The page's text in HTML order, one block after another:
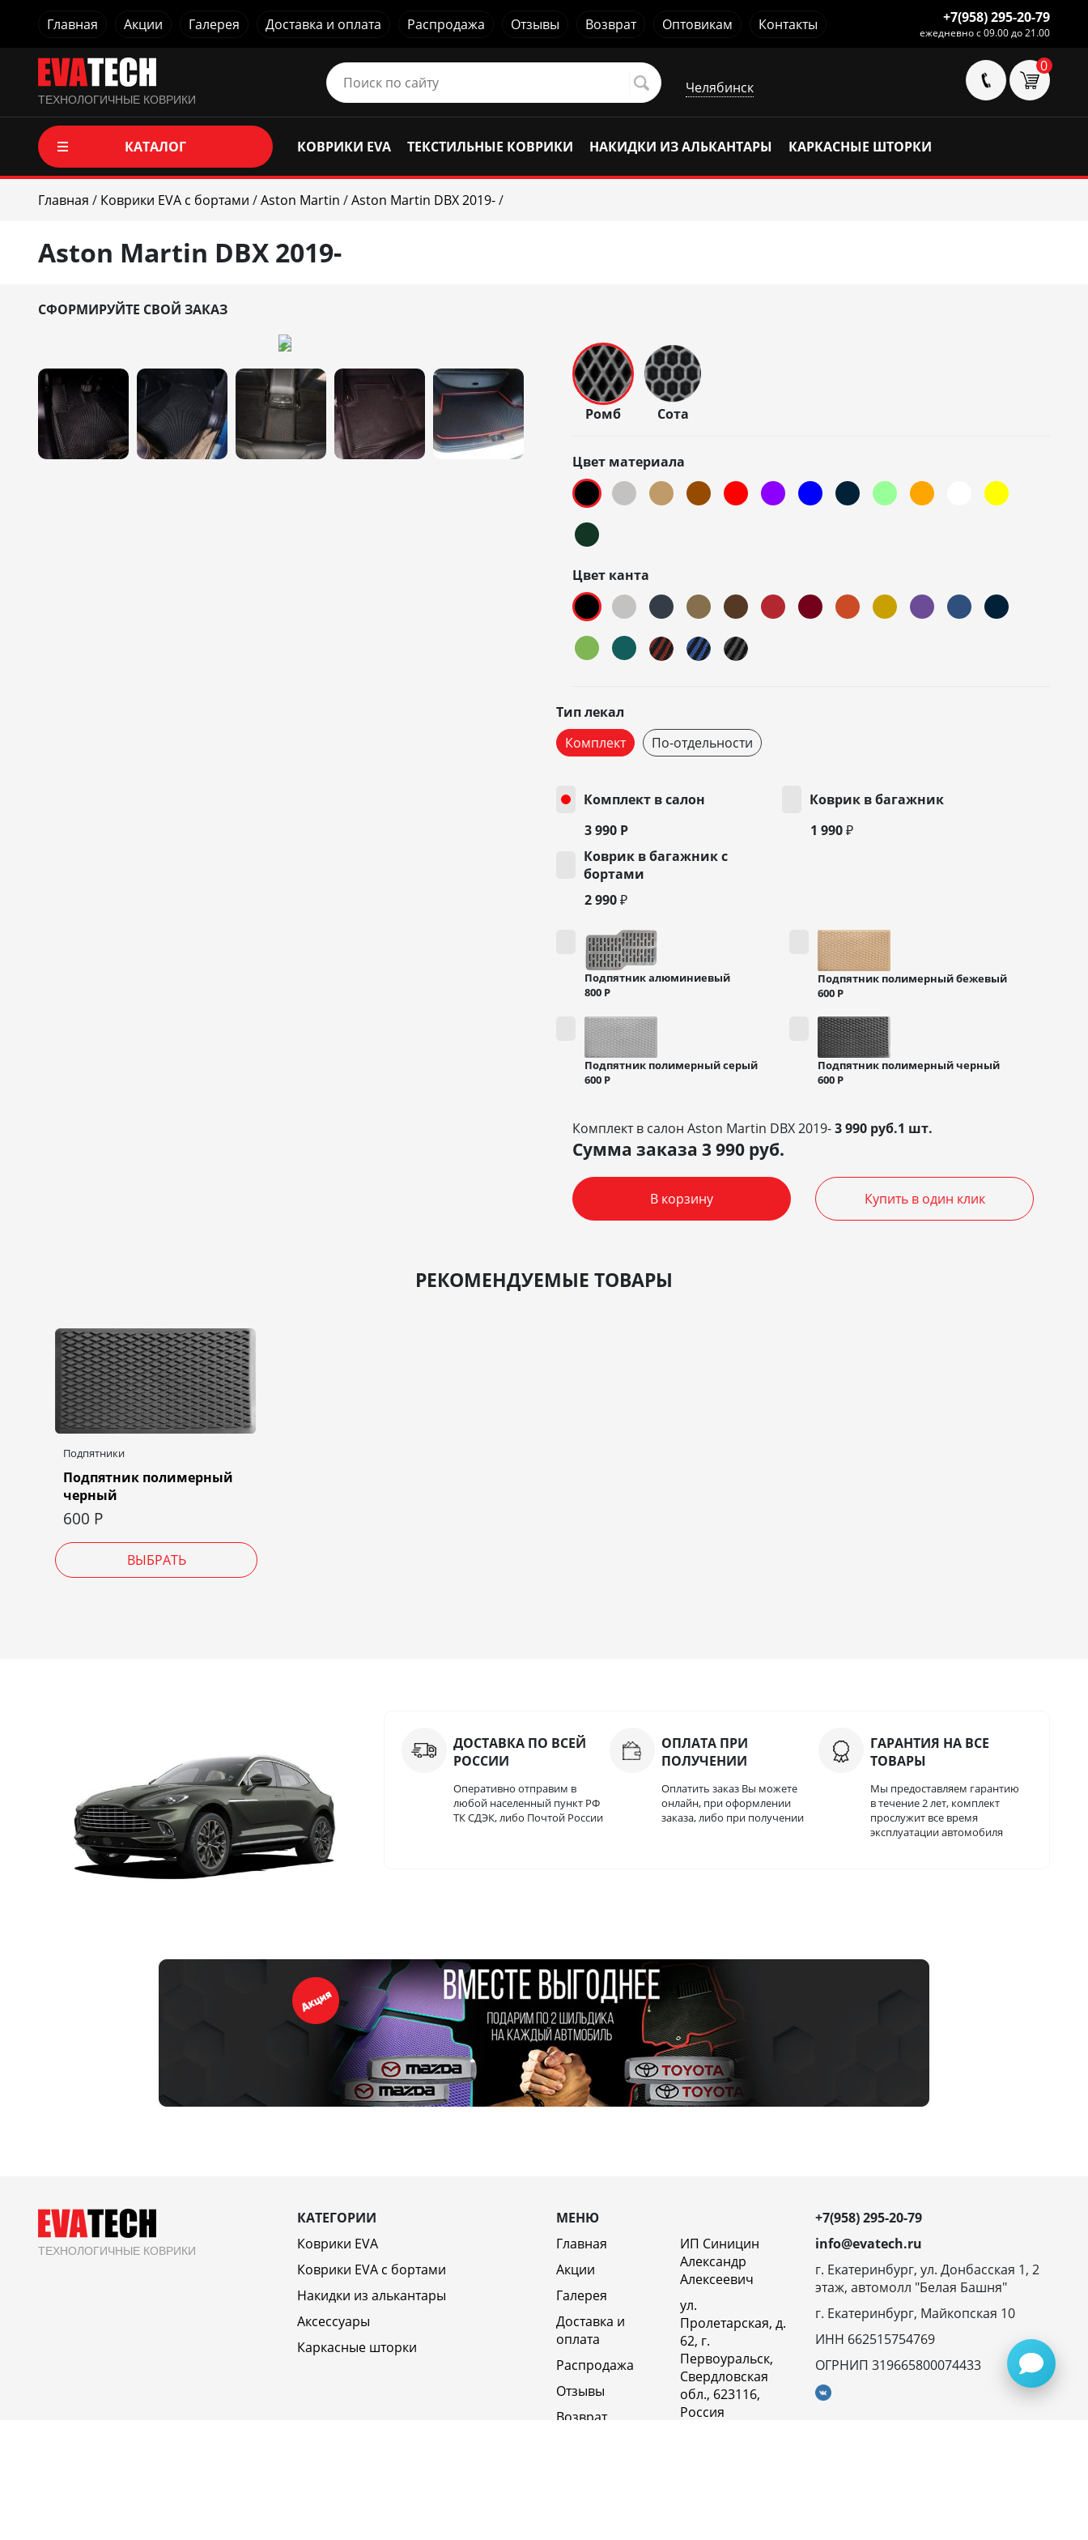
Главная Акции Галерея Доставка и оплата Распродажа Отзывы Возврат Оптовикам Контакты +7(958) 295-20-79
ежедневно с 09.00 до 21.00
ТЕХНОЛОГИЧНЫЕ КОВРИКИ
Челябинск
0
КАТАЛОГ КОВРИКИ EVA ТЕКСТИЛЬНЫЕ КОВРИКИ НАКИДКИ ИЗ АЛЬКАНТАРЫ КАРКАСНЫЕ ШТОРКИ
Главная / Коврики EVA c бортами /Aston Martin /Aston Martin DBX 2019-/
Aston Martin DBX 2019-
СФОРМИРУЙТЕ СВОЙ ЗАКАЗ
Ромб Сота
Цвет материала
Цвет канта
Тип лекал
Комплект
По-отдельности
Комплект в салон
3 990 Р
Коврик в багажник
1 990 ₽
Коврик в багажник с
бортами
2 990 ₽
Подпятник алюминиевый
800 Р
Подпятник полимерный бежевый
600 Р
Подпятник полимерный серый
600 Р
Подпятник полимерный черный
600 Р
Комплект в салон Aston Martin DBX 2019-3 990 руб.1 шт.
Сумма заказа 3 990 руб.
В корзину Купить в один клик
РЕКОМЕНДУЕМЫЕ ТОВАРЫ
Подпятники
Подпятник полимерный
черный
600 Р
ВЫБРАТЬ
ДОСТАВКА ПО ВСЕЙ
РОССИИ
Оперативно отправим в
любой населенный пункт РФ
ТК СДЭК, либо Почтой России
ОПЛАТА ПРИ
ПОЛУЧЕНИИ
Оплатить заказ Вы можете
онлайн, при оформлении
заказа, либо при получении
ГАРАНТИЯ НА ВСЕ
ТОВАРЫ
Мы предоставляем гарантию
в течение 2 лет, комплект
прослужит все время
эксплуатации автомобиля
ТЕХНОЛОГИЧНЫЕ КОВРИКИ
КАТЕГОРИИ
Коврики EVA
Коврики EVA c бортами
Накидки из алькантары
Аксессуары
Каркасные шторки
МЕНЮ
Главная
Акции
Галерея
Доставка и
оплата
Распродажа
Отзывы
Возврат
ИП Синицин
Александр
Алексеевич
ул.
Пролетарская, д.
62, г.
Первоуральск,
Свердловская
обл., 623116,
Россия
+7(958) 295-20-79
info@evatech.ru
г. Екатеринбург, ул. Донбасская 1, 2
этаж, автомолл "Белая Башня"
г. Екатеринбург, Майкопская 10
ИНН 662515754769
ОГРНИП 319665800074433